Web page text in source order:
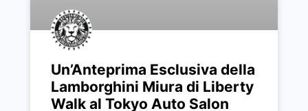
Un’Anteprima Esclusiva della
Lamborghini Miura di Liberty
Walk al Tokyo Auto Salon